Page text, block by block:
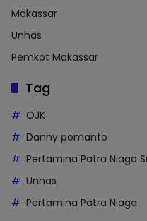
Makassar
Unhas
Pemkot Makassar
Tag
OJK
Danny pomanto
Pertamina Patra Niaga
Unhas
Pertamina Patra Niaga